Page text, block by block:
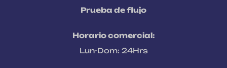
Prueba de flujo
Horario comercial:
Lun-Dom: 24Hrs